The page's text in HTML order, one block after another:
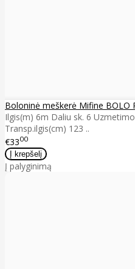
Boloninė meškerė Mifine BOLO
Ilgis(m) 6m Daliu sk. 6
Transp.ilgis(cm) 123 ..
€3300
Į palyginimą